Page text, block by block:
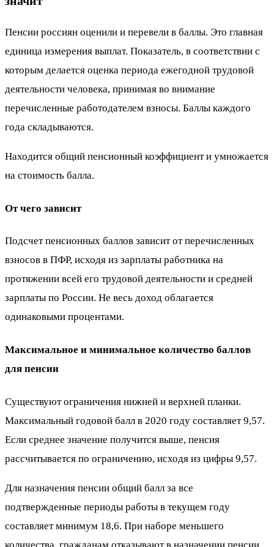
Пенсии россиян оценили и перевели в баллы. Это главная
единица измерения выплат. Показатель, в соответствии с
которым делается оценка периода ежегодной трудовой
деятельности человека, принимая во внимание
перечисленные работодателем взносы. Баллы каждого
года складываются.
Находится общий пенсионный коэффициент и умножается
на стоимость балла.
От чего зависит
Подсчет пенсионных баллов зависит от перечисленных
взносов в ПФР, исходя из зарплаты работника на
протяжении всей его трудовой деятельности и средней
зарплаты по России. Не весь доход облагается
одинаковыми процентами.
Максимальное и минимальное количество баллов
для пенсии
Существуют ограничения нижней и верхней планки.
Максимальный годовой балл в 2020 году составляет 9,57.
Если среднее значение получится выше, пенсия
рассчитывается по ограничению, исходя из цифры 9,57.
Для назначения пенсии общий балл за все
подтвержденные периоды работы в текущем году
составляет минимум 18,6. При наборе меньшего
количества, гражданам отказывают в назначении пенсии.